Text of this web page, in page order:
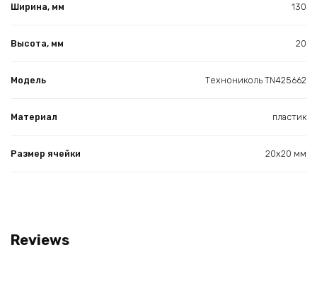
Ширина, мм 130
Высота, мм 20
Модель Технониколь TN425662
Материал пластик
Размер ячейки 20х20 мм
Reviews